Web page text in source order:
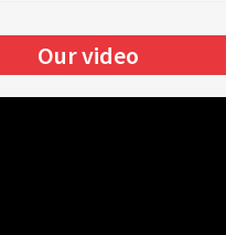
Our video